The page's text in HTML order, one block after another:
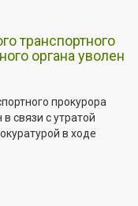
транспортного
органа уволен
прокурора
связи с утратой
в ходе